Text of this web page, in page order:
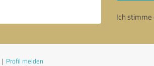
Ich stimme
| Profil melden